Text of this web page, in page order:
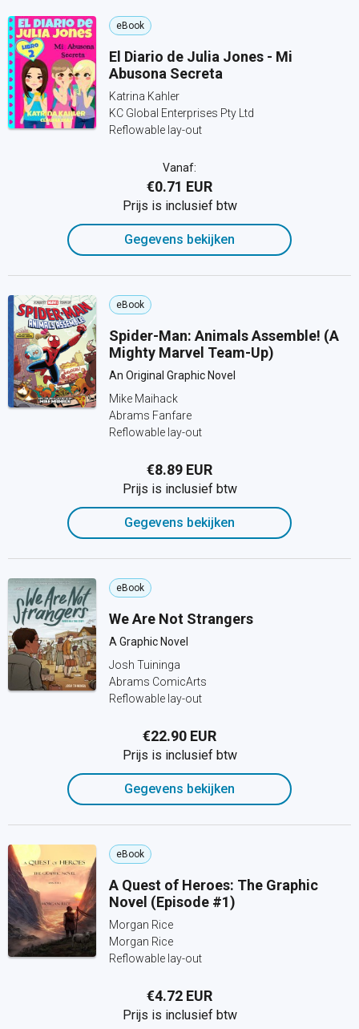
eBook
El Diario de Julia Jones - Mi
Abusona Secreta
Katrina Kahler
KC Global Enterprises Pty Ltd
Reflowable lay-out
Vanaf:
€0.71 EUR
Prijs is inclusief btw
Gegevens bekijken
eBook
Spider-Man: Animals Assemble! (A
Mighty Marvel Team-Up)
An Original Graphic Novel
Mike Maihack
Abrams Fanfare
Reflowable lay-out
€8.89 EUR
Prijs is inclusief btw
Gegevens bekijken
eBook
We Are Not Strangers
A Graphic Novel
Josh Tuininga
Abrams ComicArts
Reflowable lay-out
€22.90 EUR
Prijs is inclusief btw
Gegevens bekijken
eBook
A Quest of Heroes: The Graphic
Novel (Episode #1)
Morgan Rice
Morgan Rice
Reflowable lay-out
€4.72 EUR
Prijs is inclusief btw